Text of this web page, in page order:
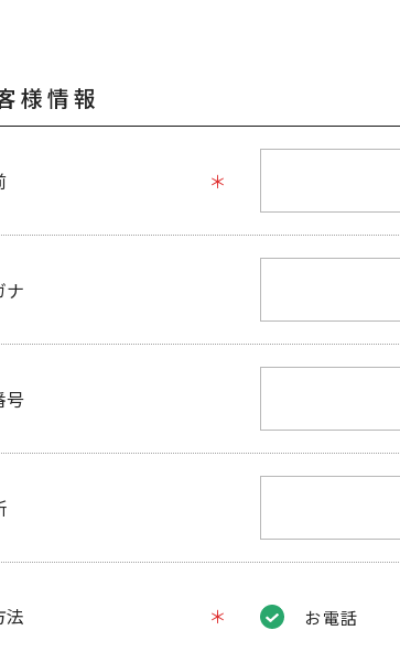
様情報
ナ
号
法 お電話